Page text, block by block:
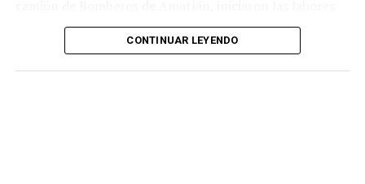
para sofocar el fuego, logrando controlar la emergencia
tras varios minutos de trabajo.
CONTINUAR LEYENDO